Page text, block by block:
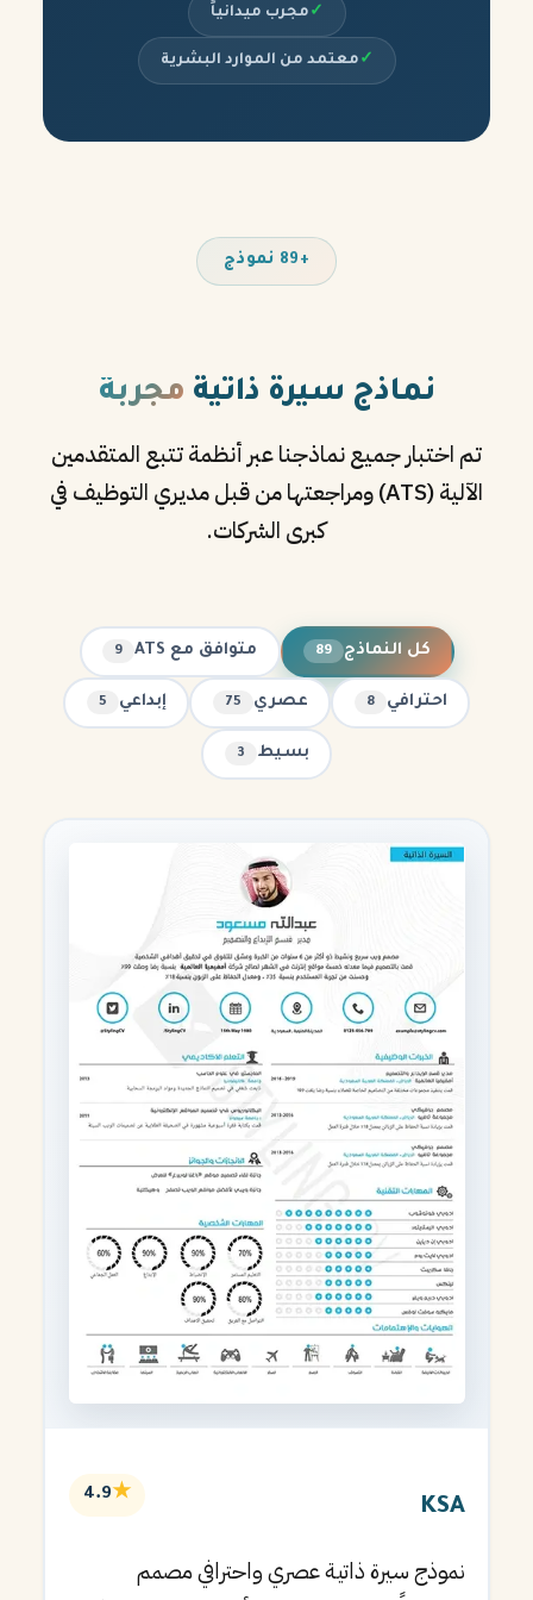
✓ مجرب ميدانياً
✓ معتمد من الموارد البشرية
+89 نموذج
نماذج سيرة ذاتية مجربة
تم اختبار جميع نماذجنا عبر أنظمة تتبع المتقدمين
الآلية (ATS) ومراجعتها من قبل مديري التوظيف في
كبرى الشركات.
كل النماذج 89 متوافق مع ATS 9
احترافي 8 عصري 75 إبداعي 5
بسيط 3
KSA
★
4.9
نموذج سيرة ذاتية عصري واحترافي مصمم